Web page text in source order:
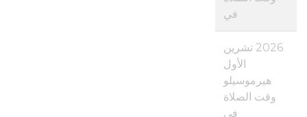
في
2026 تشرين
الأول
هيرموسيلو
وقت الصلاة
في